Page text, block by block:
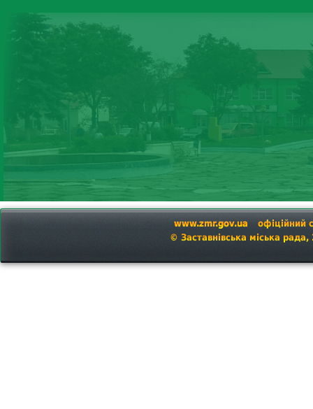
www.zmr.gov.ua
офіційний
© Заставнівська міська рада,